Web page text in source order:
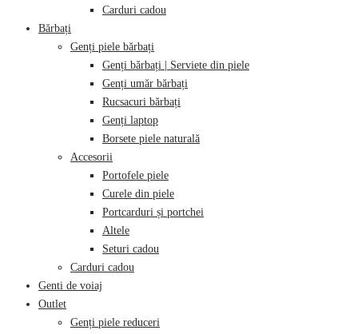
Carduri cadou
Bărbați
Genți piele bărbați
Genți bărbați | Serviete din piele
Genți umăr bărbați
Rucsacuri bărbați
Genți laptop
Borsete piele naturală
Accesorii
Portofele piele
Curele din piele
Portcarduri și portchei
Altele
Seturi cadou
Carduri cadou
Genti de voiaj
Outlet
Genți piele reduceri